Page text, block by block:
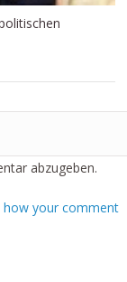
abzugeben.
how your comment